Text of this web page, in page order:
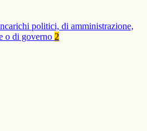
politici, di amministrazione,
o di governo 2